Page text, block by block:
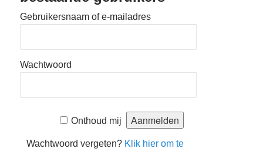
Gebruikersnaam of e-mailadres
Wachtwoord
Onthoud mij
Wachtwoord vergeten? Klik hier om te